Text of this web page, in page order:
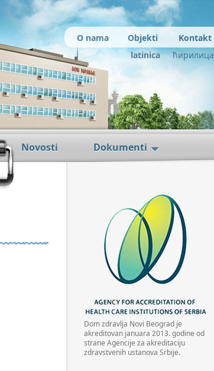
O nama Objekti
Kontakt
ћирилица
latinica
Novosti Dokumenti
Dom zdravlja Novi Beograd je
akreditovan januara 2013. godine od
strane Agencije za akreditaciju
zdravstvenih ustanova Srbije.